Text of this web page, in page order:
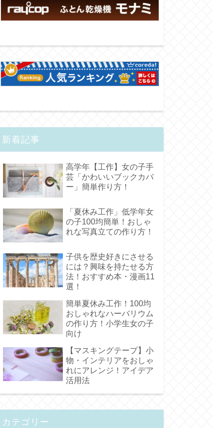
新着記事
高学年【工作】女の子手
芸「かわいいブックカバ
ー」簡単作り方！
「夏休み工作」低学年女
の子100均簡単！おしゃ
れな写真立ての作り方！
子供を歴史好きにさせる
には？興味を持たせる方
法！おすすめ本・漫画11
選！
簡単夏休み工作！100均
おしゃれなハーバリウム
の作り方！小学生女の子
向け
【マスキングテープ】小
物・インテリアをおしゃ
れにアレンジ！アイデア
活用法
カテゴリー